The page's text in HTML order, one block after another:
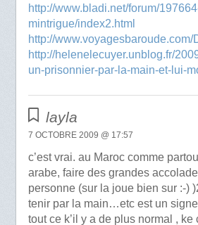
http://www.bladi.net/forum/
mintrigue/index2.html
http://www.voyagesbaroude.com/
http://helenelecuyer.unblog.fr/
un-prisonnier-par-la-main-et-lui-
layla
7 OCTOBRE 2009 @ 17:57
c’est vrai. au Maroc comme
arabe, faire des grandes
personne (sur la joue bien sur :-)
tenir par la main…etc est un signe
tout ce k’il y a de plus normal , ke